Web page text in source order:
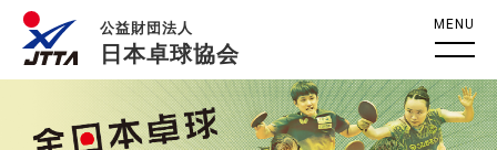
公益財団法人
日本卓球協会
MENU